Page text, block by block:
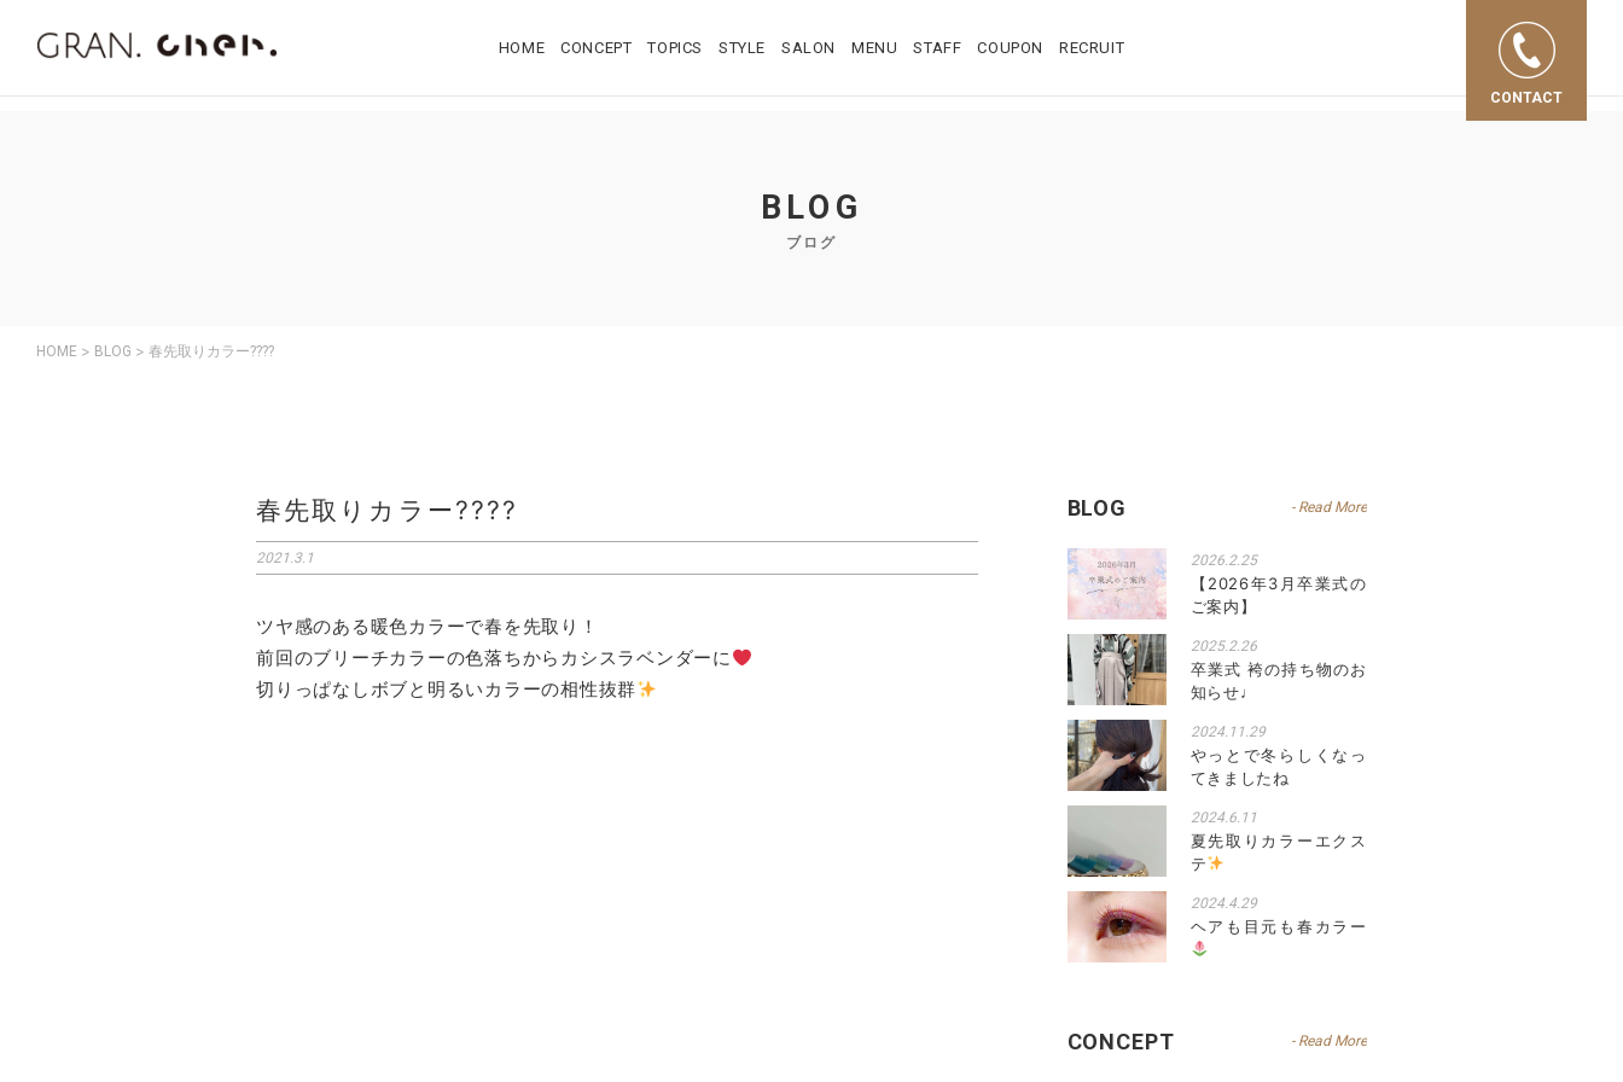
HOME CONCEPT TOPICS STYLE SALON MENU STAFF COUPON RECRUIT
CONTACT
BLOG
ブログ
HOME > BLOG > 春先取りカラー????
春先取りカラー????
2021.3.1
ツヤ感のある暖色カラーで春を先取り！
前回のブリーチカラーの色落ちからカシスラベンダーに
切りっぱなしボブと明るいカラーの相性抜群
BLOG - Read More
2026.2.25
【2026年3月卒業式の
ご案内】
2025.2.26
卒業式 袴の持ち物のお
知らせ♩
2024.11.29
やっとで冬らしくなっ
てきましたね
2024.6.11
夏先取りカラーエクス
テ
2024.4.29
ヘアも目元も春カラー
CONCEPT - Read More